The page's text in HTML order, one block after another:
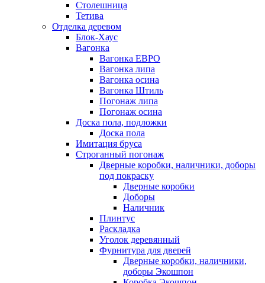
Столешница
Тетива
Отделка деревом
Блок-Хаус
Вагонка
Вагонка ЕВРО
Вагонка липа
Вагонка осина
Вагонка Штиль
Погонаж липа
Погонаж осина
Доска пола, подложки
Доска пола
Имитация бруса
Строганный погонаж
Дверные коробки, наличники, доборы
под покраску
Дверные коробки
Доборы
Наличник
Плинтус
Раскладка
Уголок деревянный
Фурнитура для дверей
Дверные коробки, наличники,
доборы Экошпон